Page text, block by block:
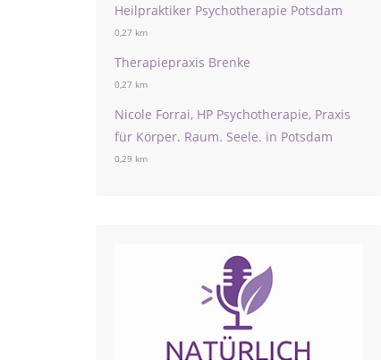
Heilpraktiker Psychotherapie Potsdam
0,27 km
Therapiepraxis Brenke
0,27 km
Nicole Forrai, HP Psychotherapie, Praxis
für Körper. Raum. Seele. in Potsdam
0,29 km